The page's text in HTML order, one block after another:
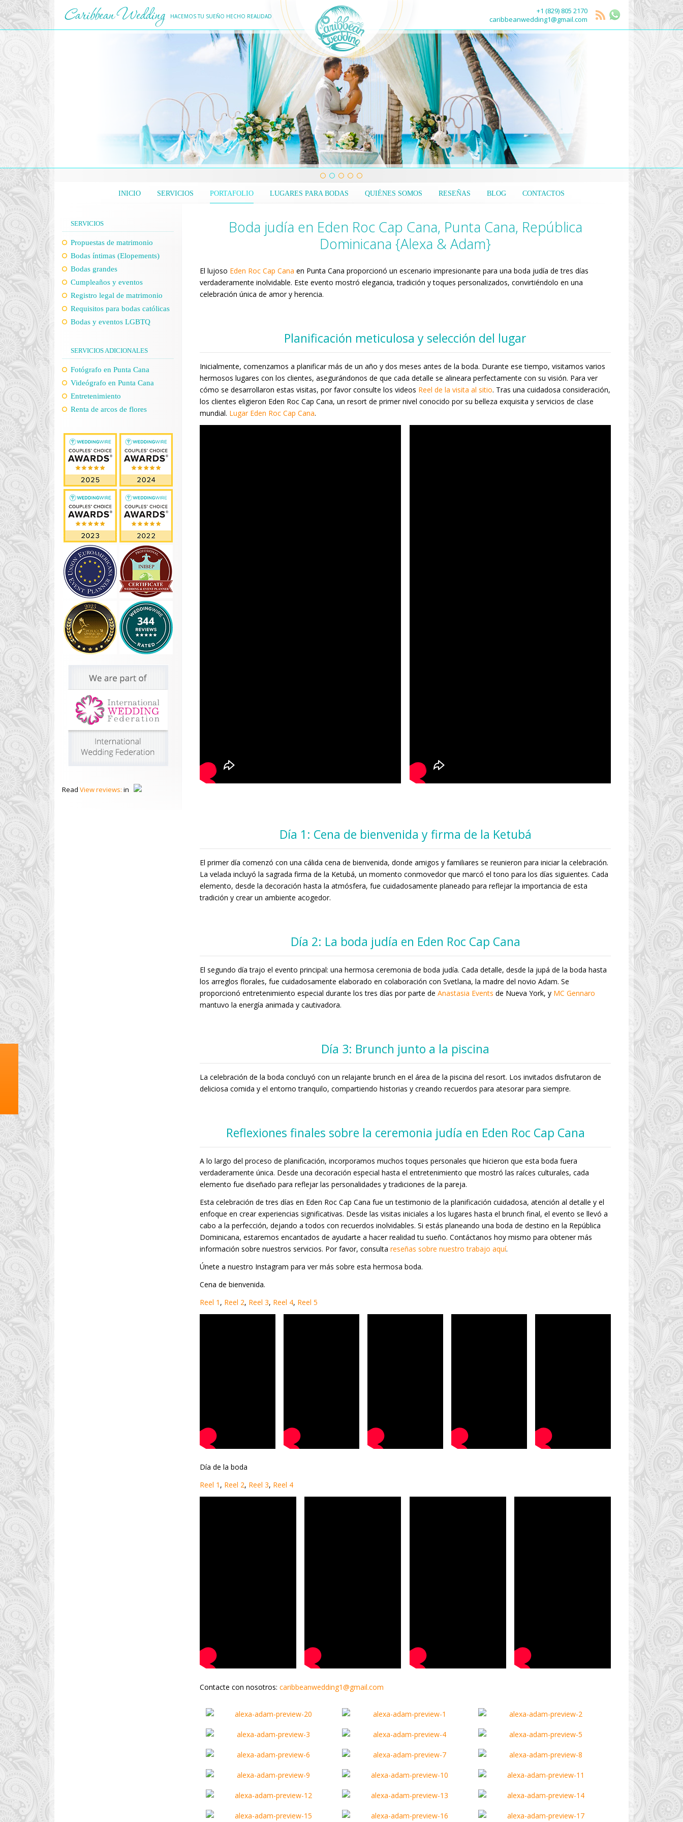
HACEMOS TU SUEÑO HECHO REALIDAD
+1 (829) 805 2170
caribbeanwedding1@gmail.com
INICIO SERVICIOS PORTAFOLIO LUGARES PARA BODAS QUIÉNES SOMOS RESEÑAS BLOG CONTACTOS
Boda judía en Eden Roc Cap Cana, Punta Cana, República
Dominicana {Alexa & Adam}
El lujoso Eden Roc Cap Cana en Punta Cana proporcionó un escenario impresionante para una boda judía de tres días
verdaderamente inolvidable. Este evento mostró elegancia, tradición y toques personalizados, convirtiéndolo en una
celebración única de amor y herencia.
Planificación meticulosa y selección del lugar
Inicialmente, comenzamos a planificar más de un año y dos meses antes de la boda. Durante ese tiempo, visitamos varios
hermosos lugares con los clientes, asegurándonos de que cada detalle se alineara perfectamente con su visión. Para ver
cómo se desarrollaron estas visitas, por favor consulte los videos Reel de la visita al sitio. Tras una cuidadosa consideración,
los clientes eligieron Eden Roc Cap Cana, un resort de primer nivel conocido por su belleza exquisita y servicios de clase
mundial. Lugar Eden Roc Cap Cana.
Día 1: Cena de bienvenida y firma de la Ketubá
El primer día comenzó con una cálida cena de bienvenida, donde amigos y familiares se reunieron para iniciar la celebración.
La velada incluyó la sagrada firma de la Ketubá, un momento conmovedor que marcó el tono para los días siguientes. Cada
elemento, desde la decoración hasta la atmósfera, fue cuidadosamente planeado para reflejar la importancia de esta
tradición y crear un ambiente acogedor.
Día 2: La boda judía en Eden Roc Cap Cana
El segundo día trajo el evento principal: una hermosa ceremonia de boda judía. Cada detalle, desde la jupá de la boda hasta
los arreglos florales, fue cuidadosamente elaborado en colaboración con Svetlana, la madre del novio Adam. Se
proporcionó entretenimiento especial durante los tres días por parte de Anastasia Events de Nueva York, y MC Gennaro
mantuvo la energía animada y cautivadora.
Día 3: Brunch junto a la piscina
La celebración de la boda concluyó con un relajante brunch en el área de la piscina del resort. Los invitados disfrutaron de
deliciosa comida y el entorno tranquilo, compartiendo historias y creando recuerdos para atesorar para siempre.
Reflexiones finales sobre la ceremonia judía en Eden Roc Cap Cana
A lo largo del proceso de planificación, incorporamos muchos toques personales que hicieron que esta boda fuera
verdaderamente única. Desde una decoración especial hasta el entretenimiento que mostró las raíces culturales, cada
elemento fue diseñado para reflejar las personalidades y tradiciones de la pareja.
Esta celebración de tres días en Eden Roc Cap Cana fue un testimonio de la planificación cuidadosa, atención al detalle y el
enfoque en crear experiencias significativas. Desde las visitas iniciales a los lugares hasta el brunch final, el evento se llevó a
cabo a la perfección, dejando a todos con recuerdos inolvidables. Si estás planeando una boda de destino en la República
Dominicana, estaremos encantados de ayudarte a hacer realidad tu sueño. Contáctanos hoy mismo para obtener más
información sobre nuestros servicios. Por favor, consulta reseñas sobre nuestro trabajo aquí.
Únete a nuestro Instagram para ver más sobre esta hermosa boda.
Cena de bienvenida.
Reel 1 , Reel 2, Reel 3, Reel 4, Reel 5
Día de la boda
Reel 1 , Reel 2, Reel 3, Reel 4
Contacte con nosotros: caribbeanwedding1@gmail.com
SERVICIOS
Propuestas de matrimonio
Bodas íntimas (Elopements)
Bodas grandes
Cumpleaños y eventos
Registro legal de matrimonio
Requisitos para bodas católicas
Bodas y eventos LGBTQ
SERVICIOS ADICIONALES
Fotógrafo en Punta Cana
Videógrafo en Punta Cana
Entretenimiento
Renta de arcos de flores
Read View reviews: in